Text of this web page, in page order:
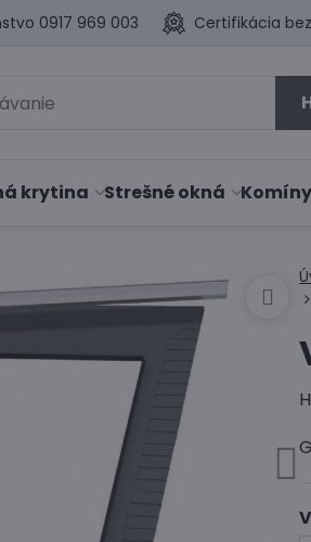
0917 969 003 Certifikácia
krytina Strešné okná Komíny